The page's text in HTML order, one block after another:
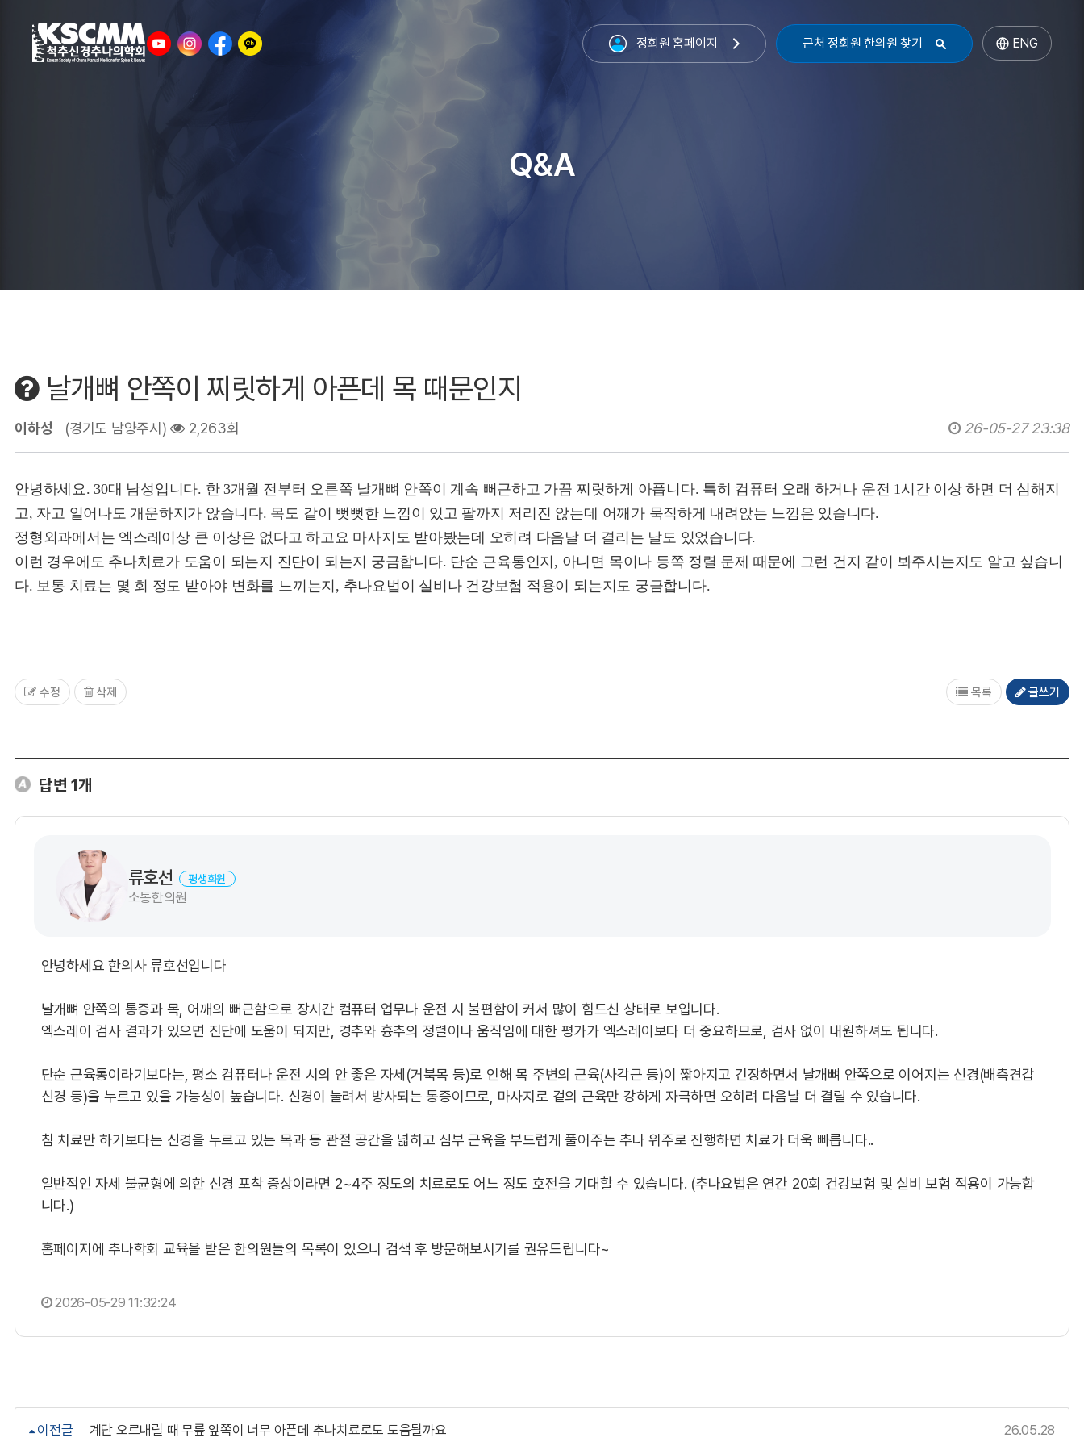
정회원 홈페이지 근처 정회원 한의원 찾기 ENG
Q&A
날개뼈 안쪽이 찌릿하게 아픈데 목 때문인지
이하성 (경기도 남양주시) 2,263회 26-05-27 23:38
안녕하세요. 30대 남성입니다. 한 3개월 전부터 오른쪽 날개뼈 안쪽이 계속 뻐근하고 가끔 찌릿하게 아픕니다. 특히 컴퓨터 오래 하거나 운전 1시간 이상 하면 더 심해지
고, 자고 일어나도 개운하지가 않습니다. 목도 같이 뻣뻣한 느낌이 있고 팔까지 저리진 않는데 어깨가 묵직하게 내려앉는 느낌은 있습니다.
정형외과에서는 엑스레이상 큰 이상은 없다고 하고요 마사지도 받아봤는데 오히려 다음날 더 결리는 날도 있었습니다.
이런 경우에도 추나치료가 도움이 되는지 진단이 되는지 궁금합니다. 단순 근육통인지, 아니면 목이나 등쪽 정렬 문제 때문에 그런 건지 같이 봐주시는지도 알고 싶습니
다. 보통 치료는 몇 회 정도 받아야 변화를 느끼는지, 추나요법이 실비나 건강보험 적용이 되는지도 궁금합니다.
수정 삭제 목록 글쓰기
답변1개
류호선 평생회원
소통한의원
안녕하세요 한의사 류호선입니다
​날개뼈 안쪽의 통증과 목, 어깨의 뻐근함으로 장시간 컴퓨터 업무나 운전 시 불편함이 커서 많이 힘드신 상태로 보입니다.
​엑스레이 검사 결과가 있으면 진단에 도움이 되지만, 경추와 흉추의 정렬이나 움직임에 대한 평가가 엑스레이보다 더 중요하므로, 검사 없이 내원하셔도 됩니다.
​단순 근육통이라기보다는, 평소 컴퓨터나 운전 시의 안 좋은 자세(거북목 등)로 인해 목 주변의 근육(사각근 등)이 짧아지고 긴장하면서 날개뼈 안쪽으로 이어지는 신경(배측견갑
신경 등)을 누르고 있을 가능성이 높습니다. 신경이 눌려서 방사되는 통증이므로, 마사지로 겉의 근육만 강하게 자극하면 오히려 다음날 더 결릴 수 있습니다.
​침 치료만 하기보다는 신경을 누르고 있는 목과 등 관절 공간을 넓히고 심부 근육을 부드럽게 풀어주는 추나 위주로 진행하면 치료가 더욱 빠릅니다..
​일반적인 자세 불균형에 의한 신경 포착 증상이라면 2~4주 정도의 치료로도 어느 정도 호전을 기대할 수 있습니다. (추나요법은 연간 20회 건강보험 및 실비 보험 적용이 가능합
니다.)
​홈페이지에 추나학회 교육을 받은 한의원들의 목록이 있으니 검색 후 방문해보시기를 권유드립니다~
2026-05-29 11:32:24
이전글 계단 오르내릴 때 무릎 앞쪽이 너무 아픈데 추나치료로도 도움될까요 26.05.28